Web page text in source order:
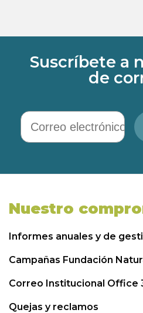
Suscríbete a
de
Correo electrónico
Nuestro
Informes anuales y de
Campañas Fundación
Correo Institucional Office
Quejas y reclamos